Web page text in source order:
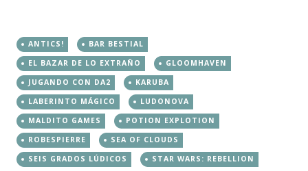
ANTICS!
BAR BESTIAL
EL BAZAR DE LO EXTRAÑO
GLOOMHAVEN
JUGANDO CON DA2
KARUBA
LABERINTO MÁGICO
LUDONOVA
MALDITO GAMES
POTION EXPLOTION
ROBESPIERRE
SEA OF CLOUDS
SEIS GRADOS LÚDICOS
STAR WARS: REBELLION